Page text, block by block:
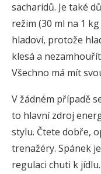
sacharidů. Je také
režim (30 ml na 1
hladoví, protože
klesá a
Všechno má mít
V žádném případě
to hlavní zdroj
stylu. Čtete dobře,
trenažéry. Spánek
regulaci chuti k